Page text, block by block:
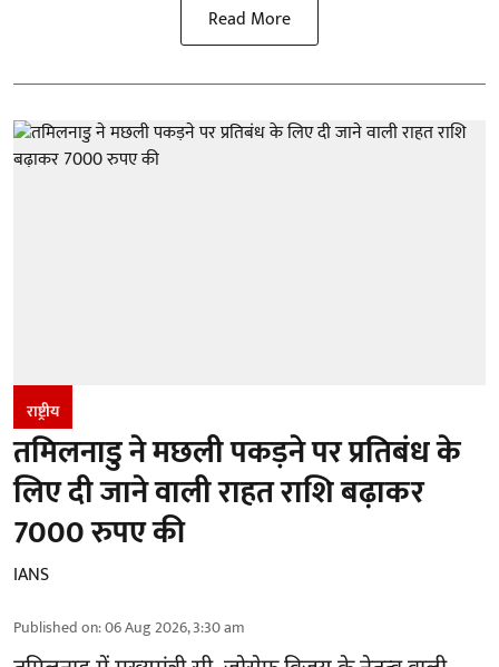
Read More
राष्ट्रीय
तमिलनाडु ने मछली पकड़ने पर प्रतिबंध के
लिए दी जाने वाली राहत राशि बढ़ाकर
7000 रुपए की
IANS
Published on:06 Aug 2026, 3:30 am